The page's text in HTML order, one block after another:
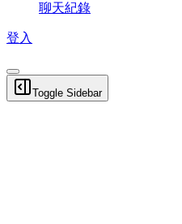
聊天紀錄
登入
Toggle Sidebar